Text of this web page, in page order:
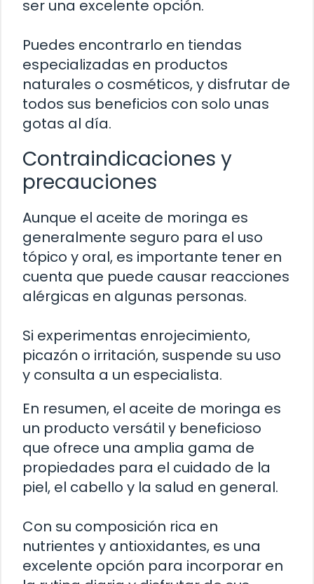
ser una excelente opción.
Puedes encontrarlo en tiendas
especializadas en productos
naturales o cosméticos, y disfrutar de
todos sus beneficios con solo unas
gotas al día.
Contraindicaciones y
precauciones
Aunque el aceite de moringa es
generalmente seguro para el uso
tópico y oral, es importante tener en
cuenta que puede causar reacciones
alérgicas en algunas personas.
Si experimentas enrojecimiento,
picazón o irritación, suspende su uso
y consulta a un especialista.
En resumen, el aceite de moringa es
un producto versátil y beneficioso
que ofrece una amplia gama de
propiedades para el cuidado de la
piel, el cabello y la salud en general.
Con su composición rica en
nutrientes y antioxidantes, es una
excelente opción para incorporar en